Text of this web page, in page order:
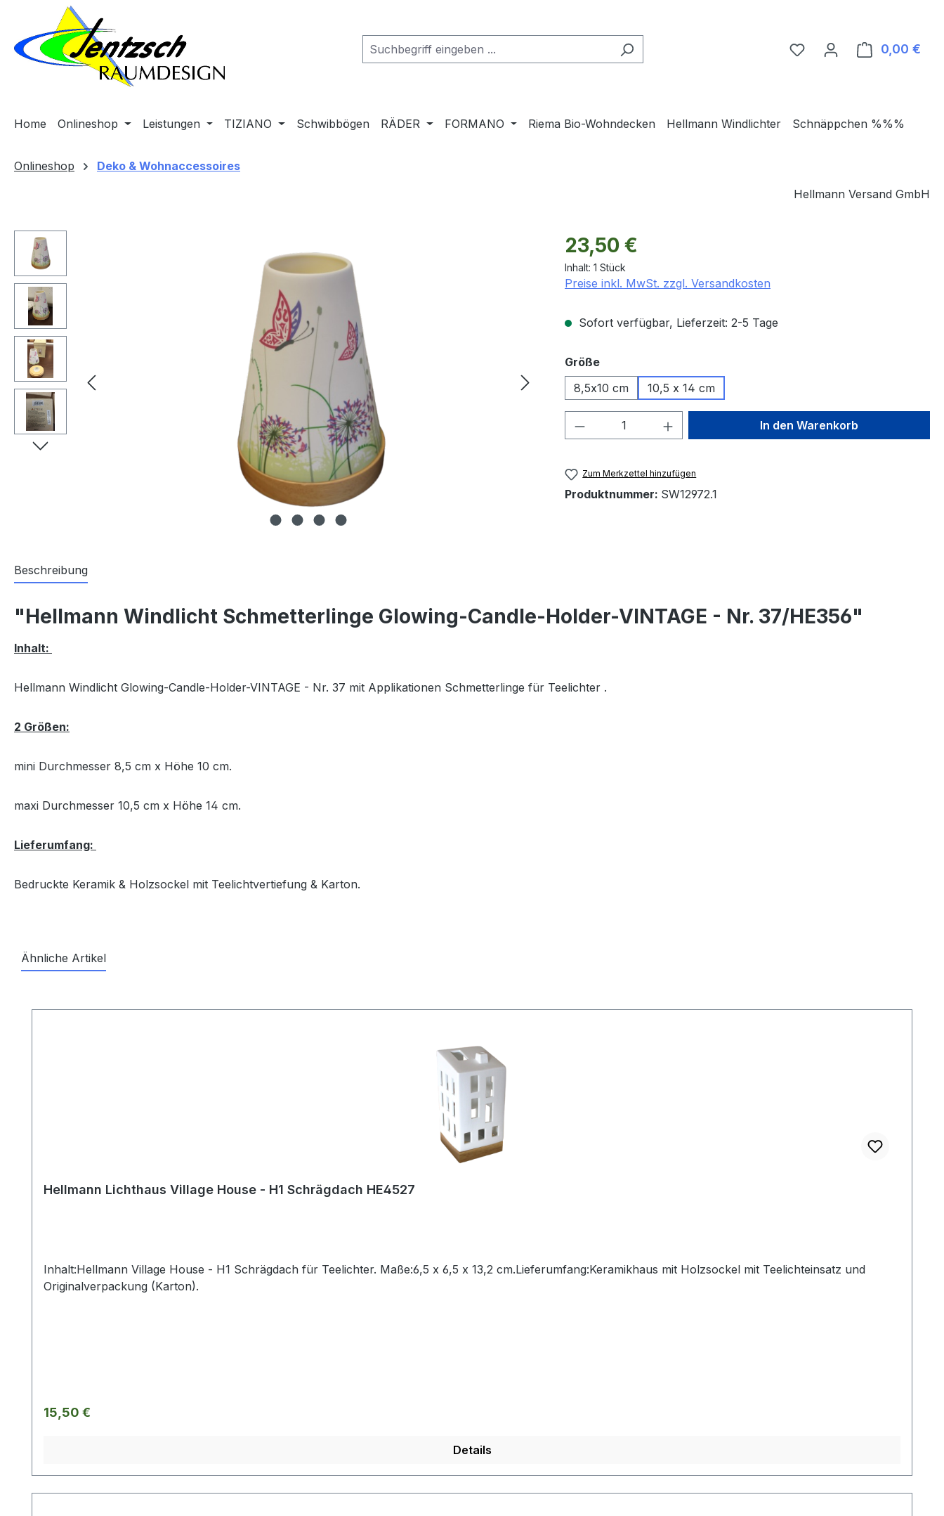
Hauptinhalt springen
Zur Suche springen
Zur Hauptnavigation springen
0,00 €
Home Onlineshop Leistungen TIZIANO Schwibbögen RÄDER FORMANO Riema Bio-Wohndecken Hellmann Windlichter Schnäppchen %%%
Onlineshop
Deko & Wohnaccessoires
Hellmann Versand GmbH
Bildergalerie überspringen Regulärer Preis:
23,50 €
Inhalt: 1 Stück
Preise inkl. MwSt. zzgl. Versandkosten
Sofort verfügbar, Lieferzeit: 2-5 Tage
Größeauswählen
8,5x10 cm
10,5 x 14 cm
Produkt Anzahl: Gib den gewünschten Wert
In den Warenkorb
Zum Merkzettel hinzufügen
Produktnummer: SW12972.1
Beschreibung
"Hellmann Windlicht Schmetterlinge Glowing-Candle-Holder-VINTAGE - Nr. 37/HE356"
Inhalt:
Hellmann Windlicht Glowing-Candle-Holder-VINTAGE - Nr. 37 mit Applikationen Schmetterlinge für Teelichter .
2 Größen:
mini Durchmesser 8,5 cm x Höhe 10 cm.
maxi Durchmesser 10,5 cm x Höhe 14 cm.
Lieferumfang:
Bedruckte Keramik & Holzsockel mit Teelichtvertiefung & Karton.
Ähnliche Artikel
Hellmann Lichthaus Village House - H1 Schrägdach HE4527
Inhalt:Hellmann Village House - H1 Schrägdach für Teelichter. Maße:6,5 x 6,5 x 13,2 cm.Lieferumfang:Keramikhaus mit Holzsockel mit Teelichteinsatz und
Originalverpackung (Karton).
Regulärer Preis:
15,50 €
Details